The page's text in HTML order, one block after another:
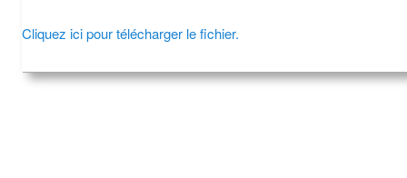
Cliquez ici pour télécharger le fichier.